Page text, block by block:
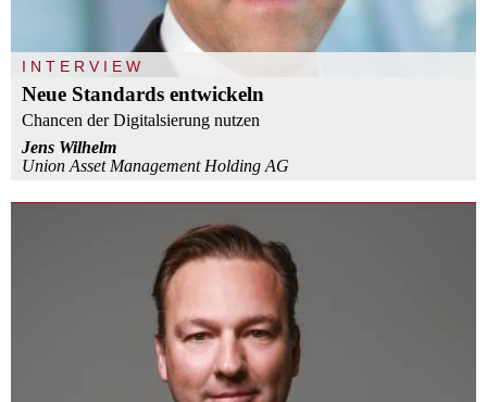
INTERVIEW
Neue Standards entwickeln
Chancen der Digitalsierung nutzen
Jens Wilhelm
Union Asset Management Holding AG